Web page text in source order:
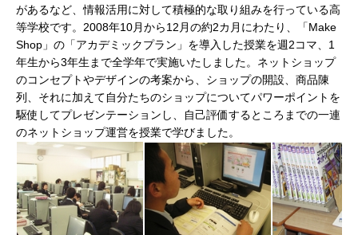
があるなど、情報活用に対して積極的な取り組みを行っている高
等学校です。2008年10月から12月の約2カ月にわたり、「Make
Shop」の「アカデミックプラン」を導入した授業を週2コマ、1
年生から3年生まで全学年で実施いたしました。ネットショップ
のコンセプトやデザインの考案から、ショップの開設、商品陳
列、それに加えて自分たちのショップについてパワーポイントを
駆使してプレゼンテーションし、自己評価するところまでの一連
のネットショップ運営を授業で学びました。